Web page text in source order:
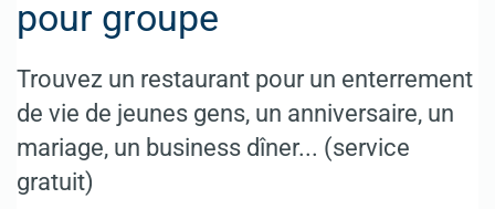
pour groupe
Trouvez un restaurant pour un enterrement
de vie de jeunes gens, un anniversaire, un
mariage, un business dîner... (service
gratuit)